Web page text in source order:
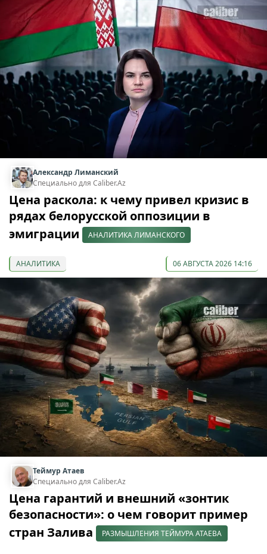
Александр Лиманский
Специально для Caliber.Az
Цена раскола: к чему привел кризис в
рядах белорусской оппозиции в
эмиграции
АНАЛИТИКА ЛИМАНСКОГО
АНАЛИТИКА 06 АВГУСТА 2026 14:16
Теймур Атаев
Специально для Caliber.Az
Цена гарантий и внешний «зонтик
безопасности»: о чем говорит пример
стран Залива
РАЗМЫШЛЕНИЯ ТЕЙМУРА АТАЕВА